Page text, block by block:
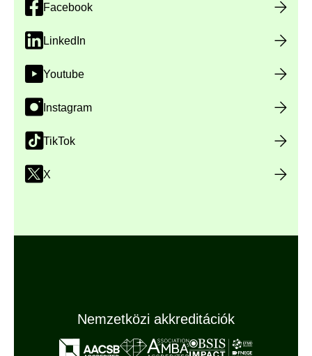
Facebook
LinkedIn
Youtube
Instagram
TikTok
X
Nemzetközi akkreditációk